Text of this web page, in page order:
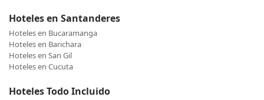
Hoteles en Santanderes
Hoteles en Bucaramanga
Hoteles en Barichara
Hoteles en San Gil
Hoteles en Cucuta
Hoteles Todo Incluido